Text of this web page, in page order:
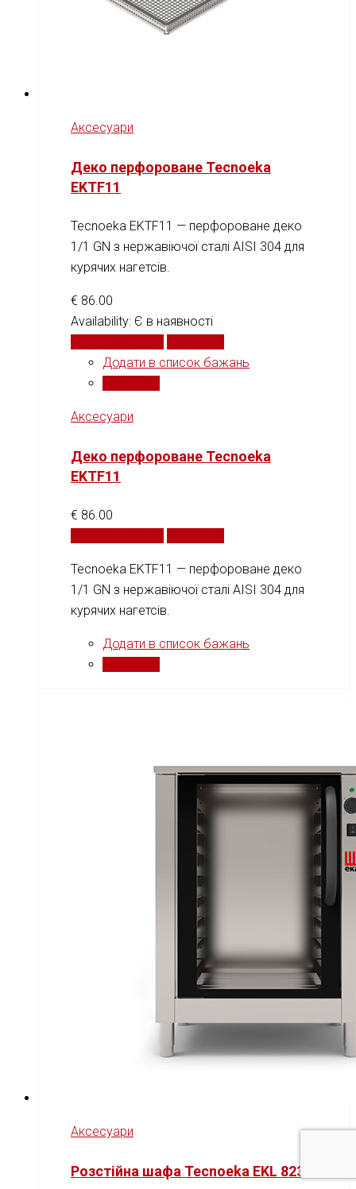
Аксесуари
Деко перфороване Tecnoeka
EKTF11
Tecnoeka EKTF11 — перфороване деко
1/1 GN з нержавіючої сталі AISI 304 для
курячих нагетсів.
€ 86.00
Availability: Є в наявності
Додати в список бажань
Аксесуари
Деко перфороване Tecnoeka
EKTF11
€ 86.00
Tecnoeka EKTF11 — перфороване деко
1/1 GN з нержавіючої сталі AISI 304 для
курячих нагетсів.
Додати в список бажань
Аксесуари
Розстійна шафа Tecnoeka EKL 823 N